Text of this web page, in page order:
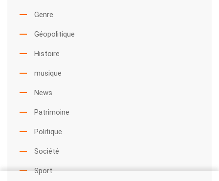
Genre
Géopolitique
Histoire
musique
News
Patrimoine
Politique
Société
Sport